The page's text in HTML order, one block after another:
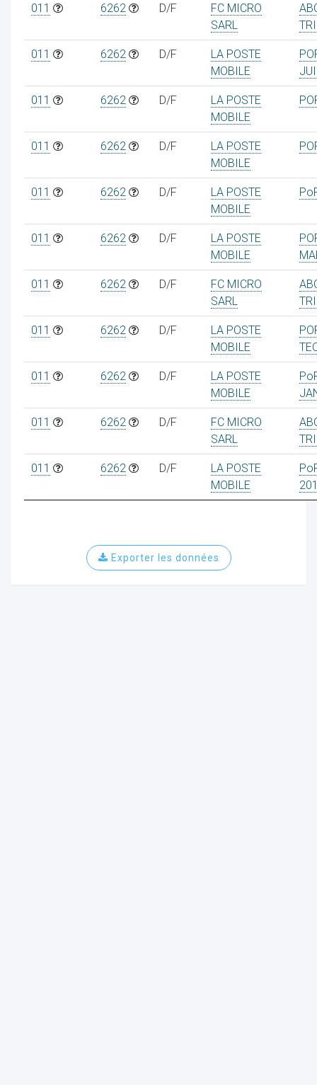
011 6262 D/F
FC MICRO
SARL
011 6262 D/F
LA POSTE
MOBILE
011 6262 D/F
LA POSTE
MOBILE
011 6262 D/F
LA POSTE
MOBILE
011 6262 D/F
LA POSTE
MOBILE
011 6262 D/F
LA POSTE
MOBILE
011 6262 D/F
FC MICRO
SARL
011 6262 D/F
LA POSTE
MOBILE
011 6262 D/F
LA POSTE
MOBILE
011 6262 D/F
FC MICRO
SARL
011 6262 D/F
LA POSTE
MOBILE
Exporter les données